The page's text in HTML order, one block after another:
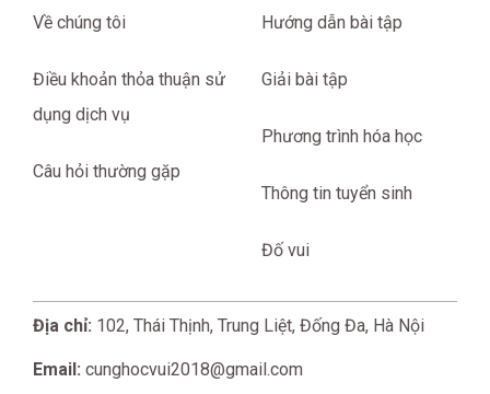
Về chúng tôi
Điều khoản thỏa thuận sử
dụng dịch vụ
Câu hỏi thường gặp
Hướng dẫn bài tập
Giải bài tập
Phương trình hóa học
Thông tin tuyển sinh
Đố vui
Địa chỉ: 102, Thái Thịnh, Trung Liệt, Đống Đa, Hà Nội
Email: cunghocvui2018@gmail.com